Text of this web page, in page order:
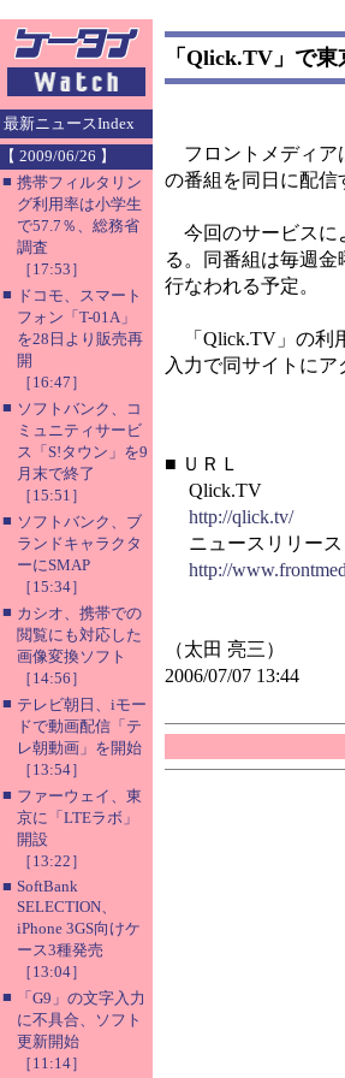
最新ニュースIndex
【 2009/06/26 】
■ 携帯フィルタリン
グ利用率は小学生
で57.7％、総務省
調査
［17:53］
■ ドコモ、スマート
フォン「T-01A」
を28日より販売再
開
［16:47］
■ ソフトバンク、コ
ミュニティサービ
ス「S!タウン」を9
月末で終了
［15:51］
■ ソフトバンク、ブ
ランドキャラクタ
ーにSMAP
［15:34］
■ カシオ、携帯での
閲覧にも対応した
画像変換ソフト
［14:56］
■ テレビ朝日、iモー
ドで動画配信「テ
レ朝動画」を開始
［13:54］
■ ファーウェイ、東
京に「LTEラボ」
開設
［13:22］
■ SoftBank
SELECTION、
iPhone 3GS向けケ
ース3種発売
［13:04］
■
「G9」の文字入力
に不具合、ソフト
更新開始
［11:14］
「Qlick.TV」で
フロントメディア
の番組を同日に配信
今回のサービスに
る。同番組は毎週
行なわれる予定。
「Qlick.TV」の利
入力で同サイトにア
■ ＵＲＬ
Qlick.TV
http://qlick.tv/
ニュースリリース
http://
（太田 亮三）
2006/07/07 13:44